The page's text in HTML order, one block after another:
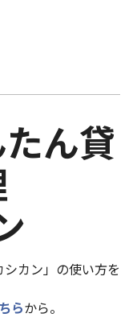
ん貸
カン」の使い方を
らから。